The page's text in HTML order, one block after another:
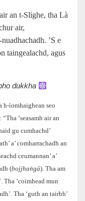
an t‑Slighe, tha Là
air,
’S e
taingealachd, agus
dukkha
h‑ìomhaighean seo
‘seasamh air an
gu cumhachd’
a’ comharrachadh an
ceumannan’ a’
(bojjhaṅgā). Tha am
Tha ‘coimhead mun
Tha ‘guth an tairbh’